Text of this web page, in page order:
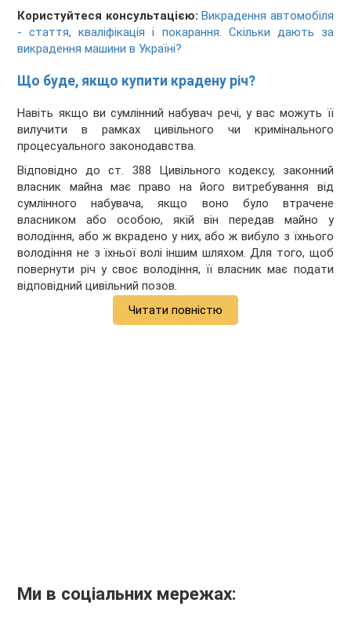
Користуйтеся консультацією: Викрадення автомобіля
- стаття, кваліфікація і покарання. Скільки дають за
викрадення машини в Україні?
Що буде, якщо купити крадену річ?
Навіть якщо ви сумлінний набувач речі, у вас можуть її
вилучити в рамках цивільного чи кримінального
процесуального законодавства.
Відповідно до ст. 388 Цивільного кодексу, законний
власник майна має право на його витребування від
сумлінного набувача, якщо воно було втрачене
власником або особою, якій він передав майно у
володіння, або ж вкрадено у них, або ж вибуло з їхнього
володіння не з їхньої волі іншим шляхом. Для того, щоб
повернути річ у своє володіння, її власник має подати
відповідний цивільний позов.
Читати повністю
Ми в соціальних мережах: